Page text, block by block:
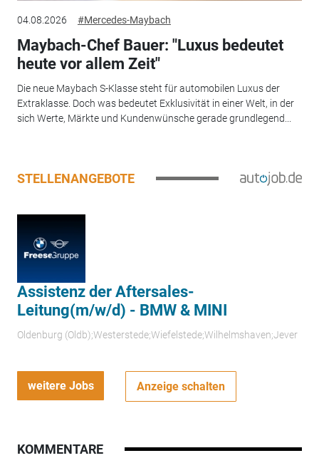
04.08.2026 #Mercedes-Maybach
Maybach-Chef Bauer: "Luxus bedeutet
heute vor allem Zeit"
Die neue Maybach S-Klasse steht für automobilen Luxus der
Extraklasse. Doch was bedeutet Exklusivität in einer Welt, in der
sich Werte, Märkte und Kundenwünsche gerade grundlegend...
STELLENANGEBOTE
Assistenz der Aftersales-
Leitung(m/w/d) - BMW & MINI
Oldenburg (Oldb);Westerstede;Wiefelstede;Wilhelmshaven;Jever
weitere Jobs Anzeige schalten
KOMMENTARE